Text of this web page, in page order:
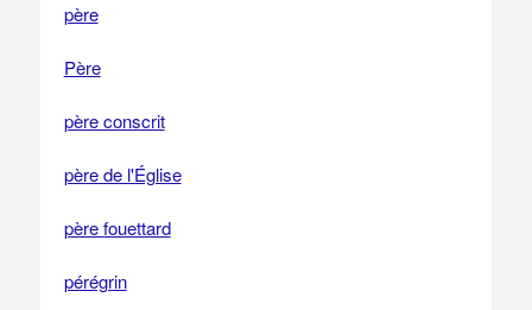
père
Père
père conscrit
père de l'Église
père fouettard
pérégrin